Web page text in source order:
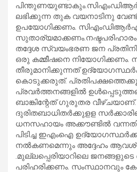
ലഭിക്കുന്ന തുക വയനാടിനു
ഉപയോഗിക്കണം.
തദ്ദേശ സ്വയംഭരണ ജന
ഒരു കമ്മീഷനെ നിയോഗിക്കണം.
തീരുമാനിക്കുന്നത്
കൊടുക്കരുത്.
പ്രവര്‍ത്തനങ്ങളില്‍
ബാങ്കിന്റേത് ഗുരുതര വീഴ്ചയാണ്.
ദുരിതബാധിതര്‍ക്കുളള
ധനസഹായം അക്കൗണ്ടില്‍
പിടിച്ച ഇഎംഐ
നല്‍കണമെന്നും അദ്ദേഹം
.മുല്ലപ്പെരിയാറിലെ
പരിഹരിക്കണം. സംസ്ഥാനവും